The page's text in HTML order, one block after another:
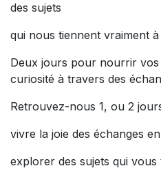
des sujets
qui nous tiennent vraiment
Deux jours pour nourrir
curiosité à travers des
Retrouvez-nous 1, ou 2
vivre la joie des échanges
explorer des sujets qui